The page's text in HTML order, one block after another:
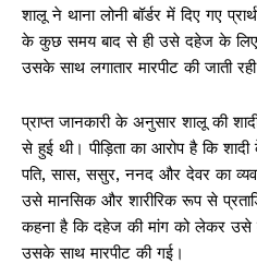
शालू ने थाना लोनी बॉर्डर में दिए गए
के कुछ समय बाद से ही उसे दहेज के लिए
उसके साथ लगातार मारपीट की जाती
प्राप्त जानकारी के अनुसार शालू की
से हुई थी। पीड़िता का आरोप है कि
पति, सास, ससुर, ननद और देवर का
उसे मानसिक और शारीरिक रूप से
कहना है कि दहेज की मांग को लेकर उसे
उसके साथ मारपीट की गई।